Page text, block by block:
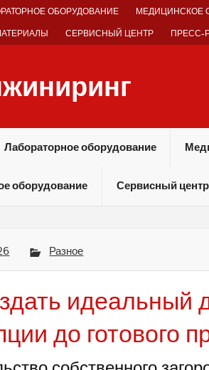
ОБОРУДОВАНИЕ МЕДИЦИНСКОЕ
СЕРВИСНЫЙ ЦЕНТР ПРЕСС-
Лабораторное оборудование
оборудование Сервисный центр
Разное
идеальный
до готового